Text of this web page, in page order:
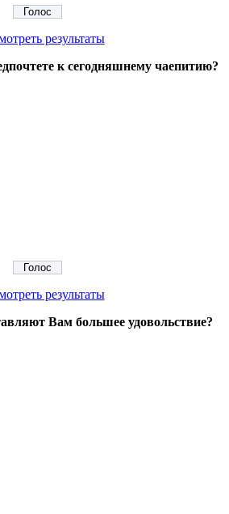
результаты
к сегодняшнему чаепитию?
результаты
Вам большее удовольствие?